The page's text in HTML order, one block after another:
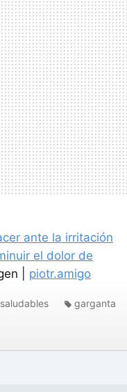
ante la irritación
el dolor de
| piotr.amigo
garganta